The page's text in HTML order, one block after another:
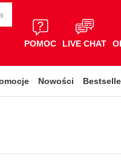
POMOC LIVE CHAT
Nowości